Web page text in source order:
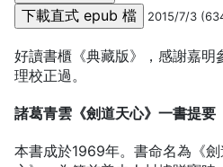
2015/7/3
好讀書櫃《典藏版》，感謝嘉明
理校正過。
諸葛青雲《劍道天心》一書提要
本書成於1969年。書命名為《劍